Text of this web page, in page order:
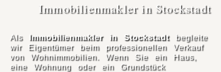
Als Immobilienmakler in Stockstadtbegleite
wir Eigentümer beim professionellen Verkauf
von Wohnimmobilien. Wenn Sie ein Haus,
eine Wohnung oder ein Grundstück
Immobilienmakler in Stockstadt